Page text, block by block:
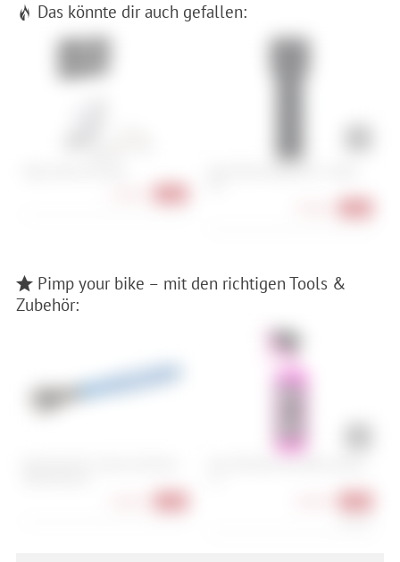
Das könnte dir auch gefallen:
Pimp your bike – mit den richtigen Tools &
Zubehör: